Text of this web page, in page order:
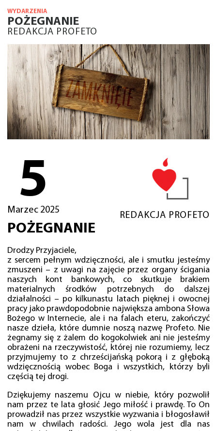
WYDARZENIA
POŻEGNANIE
REDAKCJA PROFETO
5
Marzec 2025
REDAKCJA PROFETO
POŻEGNANIE
Drodzy Przyjaciele,
z sercem pełnym wdzięczności, ale i smutku jesteśmy
zmuszeni – z uwagi na zajęcie przez organy ścigania
naszych kont bankowych, co skutkuje brakiem
materialnych środków potrzebnych do dalszej
działalności – po kilkunastu latach pięknej i owocnej
pracy jako prawdopodobnie największa ambona Słowa
Bożego w Internecie, ale i na falach eteru, zakończyć
nasze dzieła, które dumnie noszą nazwę Profeto. Nie
żegnamy się z żalem do kogokolwiek ani nie jesteśmy
obrażeni na rzeczywistość, której nie rozumiemy, lecz
przyjmujemy to z chrześcijańską pokorą i z głęboką
wdzięcznością wobec Boga i wszystkich, którzy byli
częścią tej drogi.
Dziękujemy naszemu Ojcu w niebie, który pozwolił
nam przez te lata głosić Jego miłość i prawdę. To On
prowadził nas przez wszystkie wyzwania i błogosławił
nam w chwilach radości. Jego wola jest dla nas